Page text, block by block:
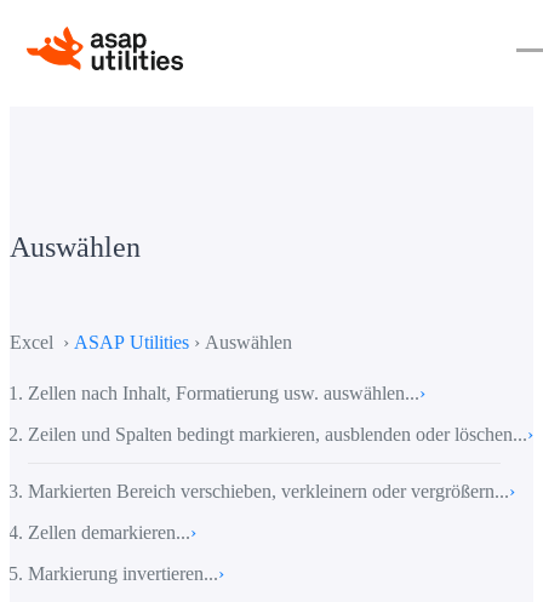
Auswählen
Excel › ASAP Utilities › Auswählen
Zellen nach Inhalt, Formatierung usw. auswählen...›
Zeilen und Spalten bedingt markieren, ausblenden oder löschen...›
Markierten Bereich verschieben, verkleinern oder vergrößern...›
Zellen demarkieren...›
Markierung invertieren...›